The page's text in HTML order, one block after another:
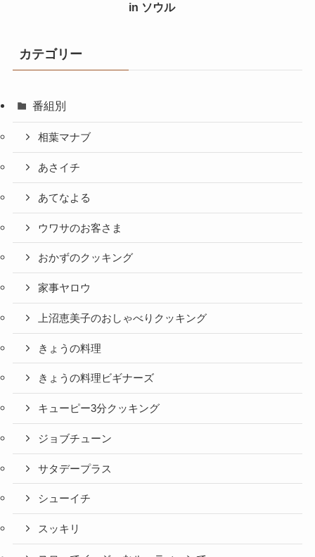
in ソウル
カテゴリー
番組別
相葉マナブ
あさイチ
あてなよる
ウワサのお客さま
おかずのクッキング
家事ヤロウ
上沼恵美子のおしゃべりクッキング
きょうの料理
きょうの料理ビギナーズ
キューピー3分クッキング
ジョブチューン
サタデープラス
シューイチ
スッキリ